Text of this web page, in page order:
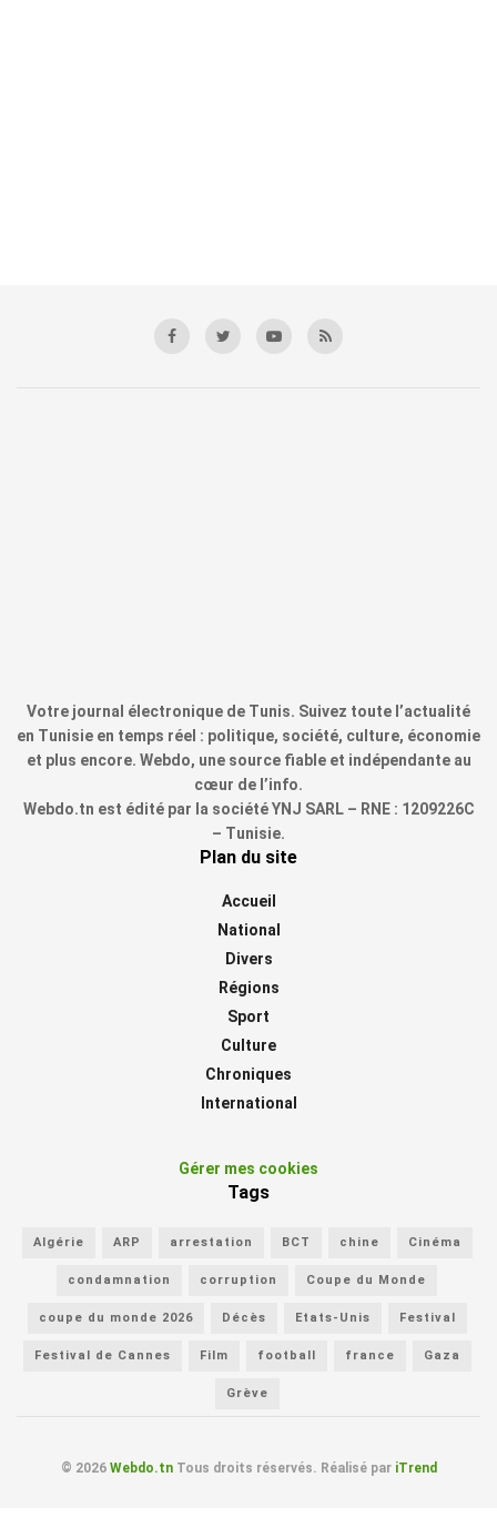
Votre journal électronique de Tunis. Suivez toute l’actualité
en Tunisie en temps réel : politique, société, culture, économie
et plus encore. Webdo, une source fiable et indépendante au
cœur de l’info.
Webdo.tn est édité par la société YNJ SARL – RNE : 1209226C
– Tunisie.
Plan du site
Accueil
National
Divers
Régions
Sport
Culture
Chroniques
International
Gérer mes cookies
Tags
Algérie ARP arrestation BCT chine Cinéma
condamnation corruption Coupe du Monde
coupe du monde 2026 Décès Etats-Unis Festival
Festival de Cannes Film football france Gaza
Grève
© 2026 Webdo.tnTous droits réservés. Réalisé par iTrend